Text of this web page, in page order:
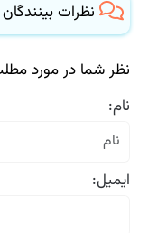
نظرات
نظر شما در مورد
نام:
ایمیل: